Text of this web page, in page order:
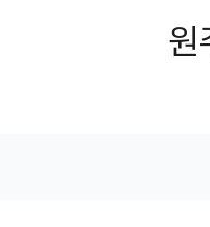
원